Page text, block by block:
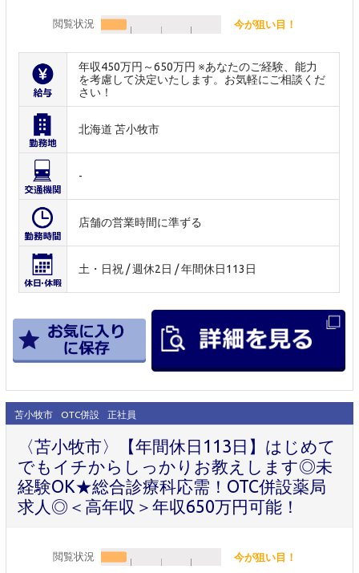
閲覧状況 今が狙い目！
年収450万円～650万円 ※あなたのご経験、能力
を考慮して決定いたします。お気軽にご相談くだ
さい！
北海道 苫小牧市
-
店舗の営業時間に準ずる
土・日祝 / 週休2日 / 年間休日113日
苫小牧市 OTC併設 正社員
〈苫小牧市〉【年間休日113日】はじめて
でもイチからしっかりお教えします◎未
経験OK★総合診療科応需！OTC併設薬局
求人◎＜高年収＞年収650万円可能！
閲覧状況 今が狙い目！